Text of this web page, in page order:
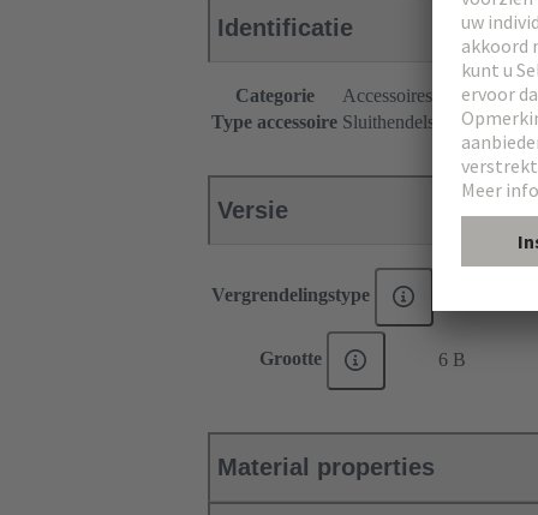
Identificatie
Categorie
Accessoires
Type accessoire Sluithendels
Versie
Vergrendelingstype
Grootte 6 B
Material properties